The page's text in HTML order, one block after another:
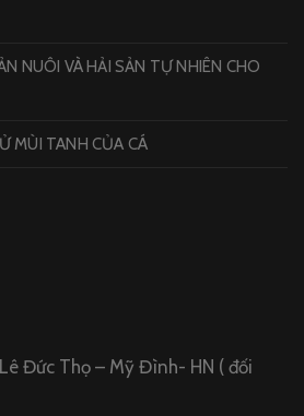
NUÔI VÀ HẢI SẢN TỰ NHIÊN CHO
MÙI TANH CỦA CÁ
Đức Thọ – Mỹ Đình- HN ( đối